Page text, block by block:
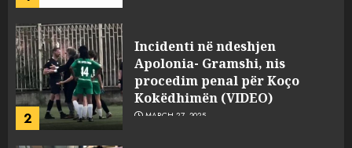
3
FOTO/ Persona të maskuar
sulmuan “One Albania”,
ngjarja u fsheh. A u vodhën
serverat?
MARCH 25, 2025